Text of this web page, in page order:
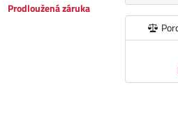
Prodloužená záruka